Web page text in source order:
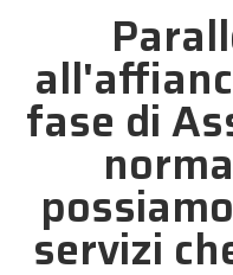
fase di
servizi